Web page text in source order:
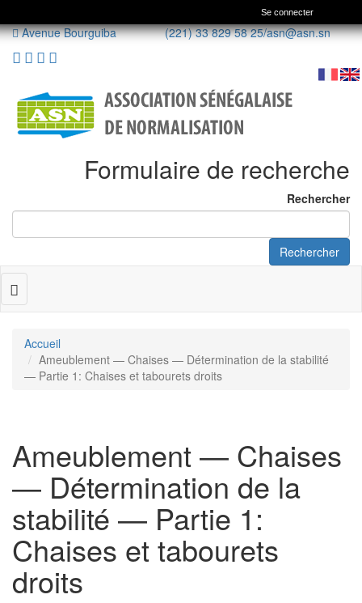
Se connecter
Avenue Bourguiba (221) 33 829 58 25/asn@asn.sn
Formulaire de recherche
Rechercher
Rechercher
Toggle
navigation
Accueil
Ameublement — Chaises — Détermination de la stabilité
— Partie 1: Chaises et tabourets droits
Ameublement — Chaises
— Détermination de la
stabilité — Partie 1:
Chaises et tabourets
droits